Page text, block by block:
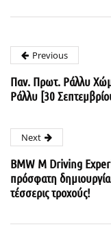
Previous
Παν. Πρωτ. Ράλλυ
Ράλλυ [30
Next
BMW M Driving
πρόσφατη
τέσσερις τροχούς!